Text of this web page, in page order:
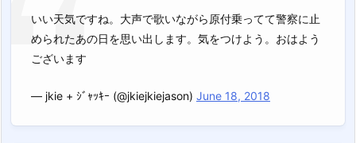
いい天気ですね。大声で歌いながら原付乗ってて警察に止
められたあの日を思い出します。気をつけよう。おはよう
ございます
— jkie + ｼﾞｬｯｷｰ (@jkiejkiejason) June 18, 2018